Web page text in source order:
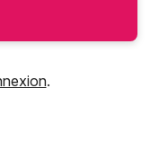
.